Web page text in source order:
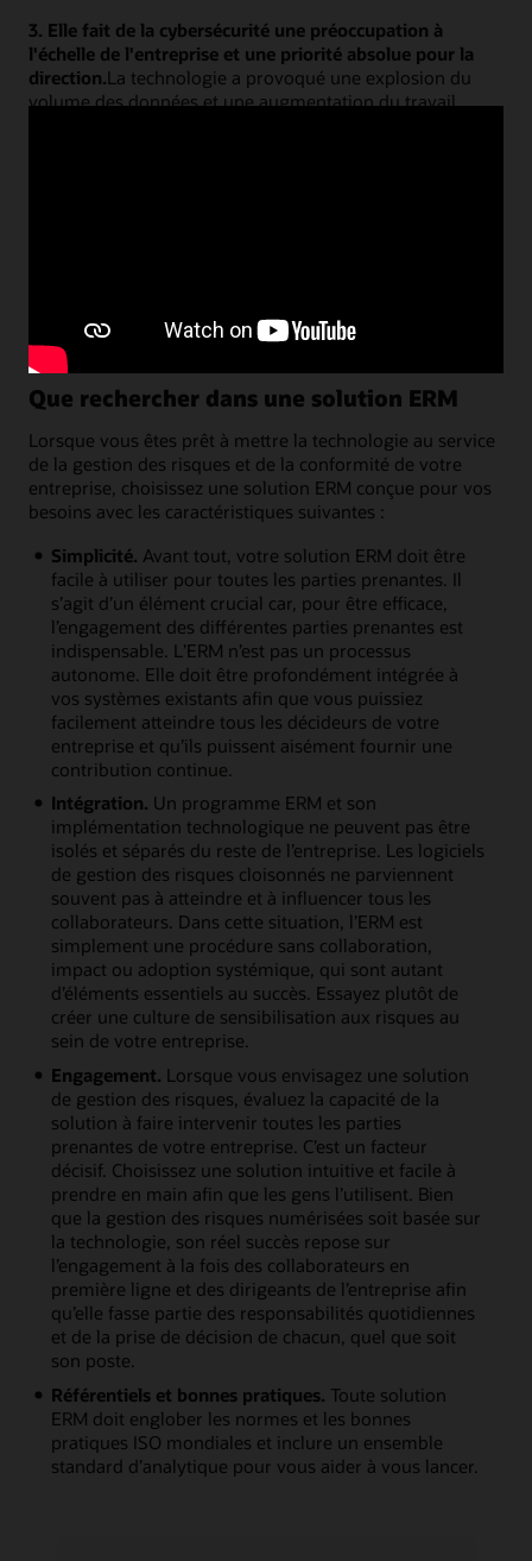
3. Elle fait de la cybersécurité une préoccupation à
l'échelle de l'entreprise et une priorité absolue pour la
direction.La technologie a provoqué une explosion du
volume des données et une augmentation du travail
Que rechercher dans une solution ERM
Lorsque vous êtes prêt à mettre la technologie au service
de la gestion des risques et de la conformité de votre
entreprise, choisissez une solution ERM conçue pour vos
besoins avec les caractéristiques suivantes :
Simplicité. Avant tout, votre solution ERM doit être
facile à utiliser pour toutes les parties prenantes. Il
s’agit d’un élément crucial car, pour être efficace,
l’engagement des différentes parties prenantes est
indispensable. L’ERM n’est pas un processus
autonome. Elle doit être profondément intégrée à
vos systèmes existants afin que vous puissiez
facilement atteindre tous les décideurs de votre
entreprise et qu’ils puissent aisément fournir une
contribution continue.
Intégration. Un programme ERM et son
implémentation technologique ne peuvent pas être
isolés et séparés du reste de l’entreprise. Les logiciels
de gestion des risques cloisonnés ne parviennent
souvent pas à atteindre et à influencer tous les
collaborateurs. Dans cette situation, l’ERM est
simplement une procédure sans collaboration,
impact ou adoption systémique, qui sont autant
d’éléments essentiels au succès. Essayez plutôt de
créer une culture de sensibilisation aux risques au
sein de votre entreprise.
Engagement. Lorsque vous envisagez une solution
de gestion des risques, évaluez la capacité de la
solution à faire intervenir toutes les parties
prenantes de votre entreprise. C’est un facteur
décisif. Choisissez une solution intuitive et facile à
prendre en main afin que les gens l’utilisent. Bien
que la gestion des risques numérisées soit basée sur
la technologie, son réel succès repose sur
l’engagement à la fois des collaborateurs en
première ligne et des dirigeants de l’entreprise afin
qu’elle fasse partie des responsabilités quotidiennes
et de la prise de décision de chacun, quel que soit
son poste.
Référentiels et bonnes pratiques. Toute solution
ERM doit englober les normes et les bonnes
pratiques ISO mondiales et inclure un ensemble
standard d’analytique pour vous aider à vous lancer.